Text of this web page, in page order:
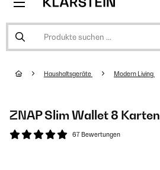
Haushaltsgeräte Modern Living
ZNAP Slim Wallet 8 Karten
67 Bewertungen